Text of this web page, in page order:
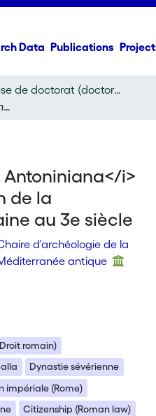
Data Publications
Thèse de doctorat (doctoral thesis)
i>
de la
au 3e siècle
d'archéologie de la
antique
romain)
Dynastie sévérienne
impériale (Rome)
Citizenship (Roman law)